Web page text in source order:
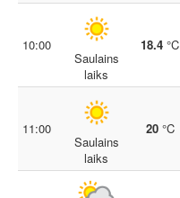
10:00
Saulains
laiks
18.4 °C
11:00
Saulains
laiks
20°C